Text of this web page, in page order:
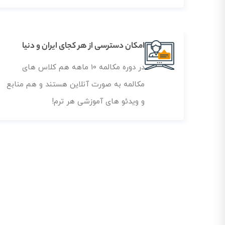
امکان دسترسی از هر کجای ایران و دنیا
در دوره مکالمه 10 ماهه هم کلاس های
مکالمه به صورت آنلاین هستند و هم منابع
و ویدئو های آموزشی هر ترم!